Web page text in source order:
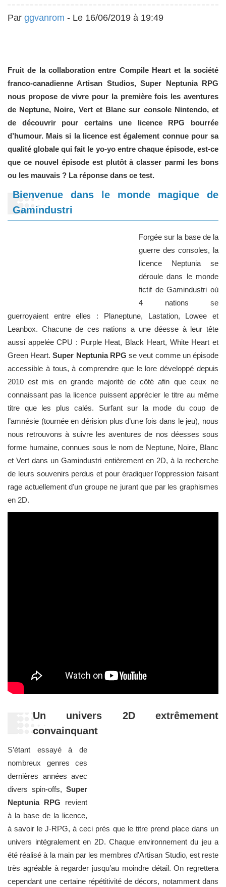
Par ggvanrom - Le 16/06/2019 à 19:49
Fruit de la collaboration entre Compile Heart et la société
franco-canadienne Artisan Studios, Super Neptunia RPG
nous propose de vivre pour la première fois les aventures
de Neptune, Noire, Vert et Blanc sur console Nintendo, et
de découvrir pour certains une licence RPG bourrée
d’humour. Mais si la licence est également connue pour sa
qualité globale qui fait le yo-yo entre chaque épisode, est-ce
que ce nouvel épisode est plutôt à classer parmi les bons
ou les mauvais ? La réponse dans ce test.
Bienvenue dans le monde magique de
Gamindustri
Forgée sur la base de la
guerre des consoles, la
licence Neptunia se
déroule dans le monde
fictif de Gamindustri où
4 nations se
guerroyaient entre elles : Planeptune, Lastation, Lowee et
Leanbox. Chacune de ces nations a une déesse à leur tête
aussi appelée CPU : Purple Heat, Black Heart, White Heart et
Green Heart.Super Neptunia RPG se veut comme un épisode
accessible à tous, à comprendre que le lore développé depuis
2010 est mis en grande majorité de côté afin que ceux ne
connaissant pas la licence puissent apprécier le titre au même
titre que les plus calés. Surfant sur la mode du coup de
l’amnésie (tournée en dérision plus d’une fois dans le jeu), nous
nous retrouvons à suivre les aventures de nos déesses sous
forme humaine, connues sous le nom de Neptune, Noire, Blanc
et Vert dans un Gamindustri entièrement en 2D, à la recherche
de leurs souvenirs perdus et pour éradiquer l’oppression faisant
rage actuellement d'un groupe ne jurant que par les graphismes
en 2D.
Un univers 2D extrêmement
convainquant
S’étant essayé à de
nombreux genres ces
dernières années avec
divers spin-offs, Super
Neptunia RPG revient
à la base de la licence,
à savoir le J-RPG, à ceci près que le titre prend place dans un
univers intégralement en 2D. Chaque environnement du jeu a
été réalisé à la main par les membres d'Artisan Studio, est reste
très agréable à regarder jusqu’au moindre détail. On regrettera
cependant une certaine répétitivité de décors, notamment dans